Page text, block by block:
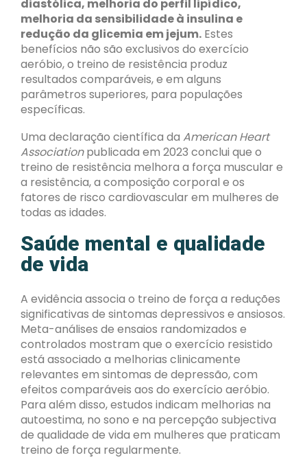
diastólica, melhoria do perfil lipídico,
melhoria da sensibilidade à insulina e
redução da glicemia em jejum. Estes
benefícios não são exclusivos do exercício
aeróbio, o treino de resistência produz
resultados comparáveis, e em alguns
parâmetros superiores, para populações
específicas.
Uma declaração científica da American Heart
Associationpublicada em 2023 conclui que o
treino de resistência melhora a força muscular e
a resistência, a composição corporal e os
fatores de risco cardiovascular em mulheres de
todas as idades.
Saúde mental e qualidade
de vida
A evidência associa o treino de força a reduções
significativas de sintomas depressivos e ansiosos.
Meta-análises de ensaios randomizados e
controlados mostram que o exercício resistido
está associado a melhorias clinicamente
relevantes em sintomas de depressão, com
efeitos comparáveis aos do exercício aeróbio.
Para além disso, estudos indicam melhorias na
autoestima, no sono e na percepção subjectiva
de qualidade de vida em mulheres que praticam
treino de força regularmente.